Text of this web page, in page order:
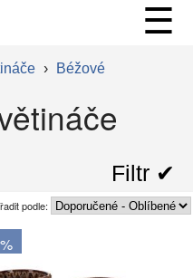
☰
› Béžové
Filtr ✔︎
podle: